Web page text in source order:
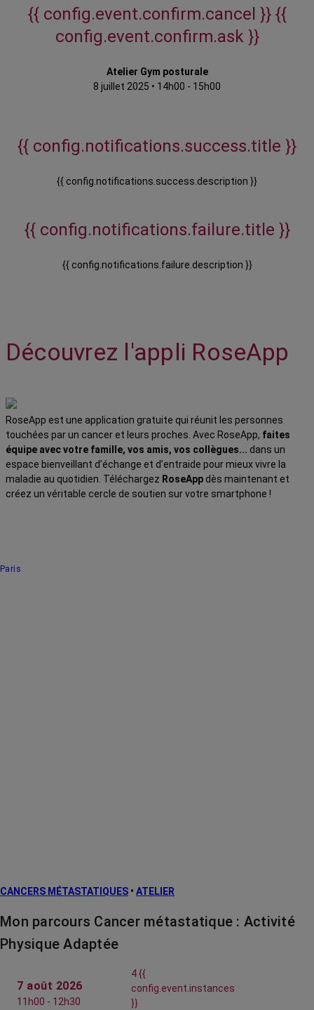
{{ config.event.confirm.cancel }} {{
config.event.confirm.ask }}
Atelier Gym posturale
8 juillet 2025 • 14h00 - 15h00
{{ config.notifications.success.title }}
{{ config.notifications.success.description }}
{{ config.notifications.failure.title }}
{{ config.notifications.failure.description }}
Découvrez l'appli RoseApp
RoseApp est une application gratuite qui réunit les personnes
touchées par un cancer et leurs proches. Avec RoseApp, faites
équipe avec votre famille, vos amis, vos collègues... dans un
espace bienveillant d’échange et d’entraide pour mieux vivre la
maladie au quotidien. Téléchargez RoseApp dès maintenant et
créez un véritable cercle de soutien sur votre smartphone !
Paris
CANCERS MÉTASTATIQUES • ATELIER
Mon parcours Cancer métastatique : Activité
Physique Adaptée
7 août 2026
11h00 - 12h30
4 {{
config.event.instances
}}